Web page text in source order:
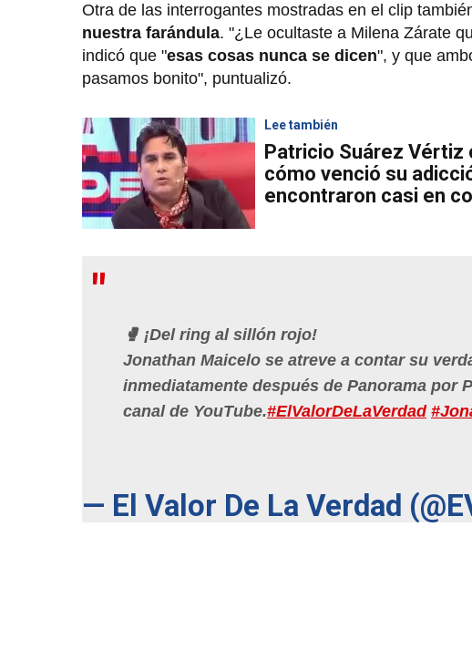
Otra de las interrogantes mostradas en el clip
nuestra farándula. "¿Le ocultaste a Milena Zárate
indicó que "esas cosas nunca se dicen", y que
pasamos bonito", puntualizó.
Lee también
Patricio Suárez Vértiz
cómo venció su
encontraron casi en
🥊 ¡Del ring al sillón rojo!
Jonathan Maicelo se atreve a contar su
inmediatamente después de Panorama por
canal de YouTube.#ElValorDeLaVerdad
— El Valor De La Verdad